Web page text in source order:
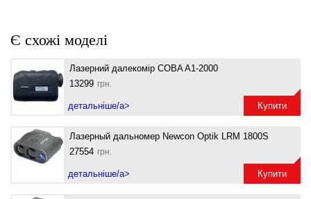
Є схожі моделі
Лазерний далекомір COBA A1-2000
13299 грн.
детальніше/a> Купити
Лазерный дальномер Newcon Optik LRM 1800S
27554 грн.
детальніше/a> Купити